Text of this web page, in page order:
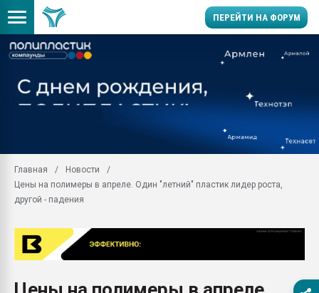
ПЕРЕЙТИ НА ФОРУМ
заводу пластмасс"
первый план в
Главная
Новости
Цены на полимеры в апреле. Один "летний" пластик лидер роста,
другой - падения